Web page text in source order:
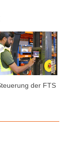
der FTS